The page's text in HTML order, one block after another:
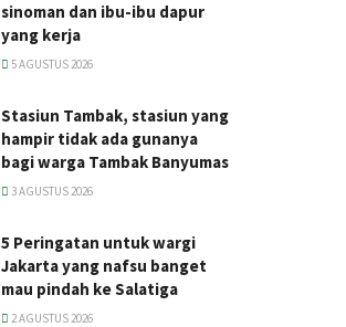
sinoman dan ibu-ibu dapur
yang kerja
5 AGUSTUS 2026
Stasiun Tambak, stasiun yang
hampir tidak ada gunanya
bagi warga Tambak Banyumas
3 AGUSTUS 2026
5 Peringatan untuk wargi
Jakarta yang nafsu banget
mau pindah ke Salatiga
2 AGUSTUS 2026